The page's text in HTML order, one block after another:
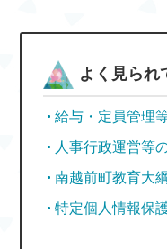
よく見られ
給与・定員管理
人事行政運営等
南越前町教育大綱
特定個人情報保